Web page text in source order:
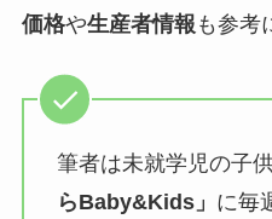
価格や生産者情報 も参考
筆者は未就学児の子
らBaby&Kids」 に毎